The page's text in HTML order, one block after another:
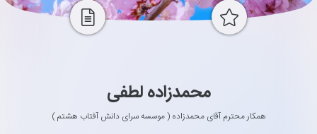
محمدزاده لطفی
همکار محترم آقای محمدزاده ( موسسه سرای دانش آفتاب هشتم )